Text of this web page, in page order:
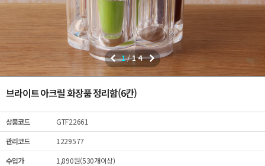
1/14
브라이트 아크릴 화장품 정리함(6칸)
상품코드
GTF22661
관리코드
1229577
수입가
1,890원(530개이상)